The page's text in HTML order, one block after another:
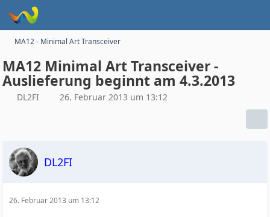
MA12 - Minimal Art Transceiver
MA12 Minimal Art Transceiver -
Auslieferung beginnt am 4.3.2013
DL2FI 26. Februar 2013 um 13:12
DL2FI
26. Februar 2013 um 13:12